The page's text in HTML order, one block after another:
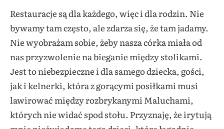
Restauracje są dla każdego, więc i dla rodzin. Nie
bywamy tam często, ale zdarza się, że tam jadamy.
Nie wyobrażam sobie, żeby nasza córka miała od
nas przyzwolenie na bieganie między stolikami.
Jest to niebezpieczne i dla samego dziecka, gości,
jak i kelnerki, która z gorącymi posiłkami musi
lawirować między rozbrykanymi Maluchami,
których nie widać spod stołu. Przyznaję, że irytują